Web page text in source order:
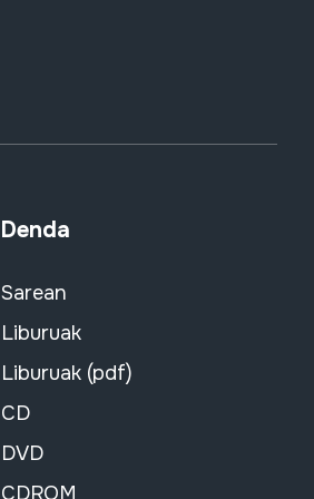
Denda
Sarean
Liburuak
Liburuak (pdf)
CD
DVD
CDROM